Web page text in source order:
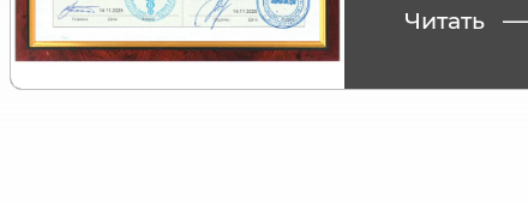
Читать